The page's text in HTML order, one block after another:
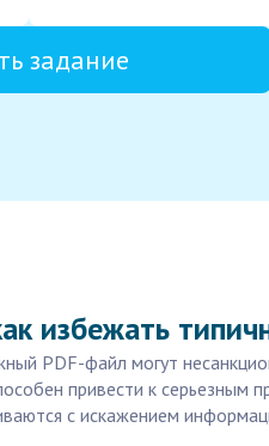
задание
избежать
PDF-файл могут
привести к
с искажением